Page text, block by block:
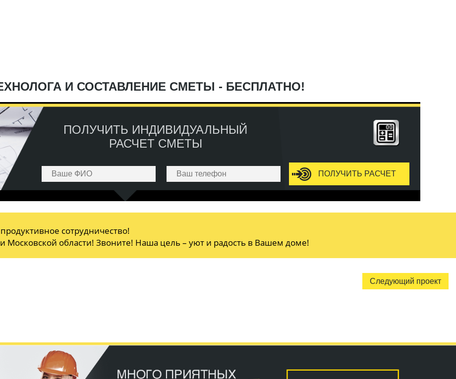
И СОСТАВЛЕНИЕ СМЕТЫ - БЕСПЛАТНО!
ПОЛУЧИТЬ ИНДИВИДУАЛЬНЫЙ
РАСЧЕТ СМЕТЫ
ПОЛУЧИТЬ РАСЧЕТ
сотрудничество!
Московской области! Звоните! Наша цель – уют и радость в Вашем доме!
Следующий проект